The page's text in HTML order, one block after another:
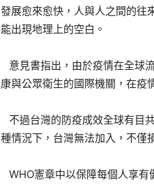
發展愈來愈快，人與人之間的往
能出現地理上的空白。
意見書指出，由於疫情在全球
康與公眾衛生的國際機關，在疫
不過台灣的防疫成效全球有目
種情況下，台灣無法加入，不僅
WHO憲章中以保障每個人享有